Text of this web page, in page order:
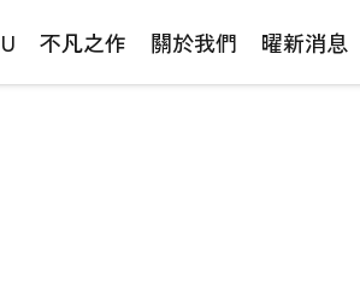
不凡之作 關於我們 曜新消息